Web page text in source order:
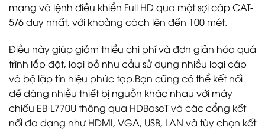
mạng và lệnh điều khiển Full HD qua một sợi cáp CAT-
5/6 duy nhất, với khoảng cách lên đến 100 mét.
Điều này giúp giảm thiểu chi phí và đơn giản hóa quá
trình lắp đặt, loại bỏ nhu cầu sử dụng nhiều loại cáp
và bộ lặp tín hiệu phức tạp.Bạn cũng có thể kết nối
dễ dàng nhiều thiết bị nguồn khác nhau với máy
chiếu EB-L770U thông qua HDBaseT và các cổng kết
nối đa dạng như HDMI, VGA, USB, LAN và tùy chọn kết